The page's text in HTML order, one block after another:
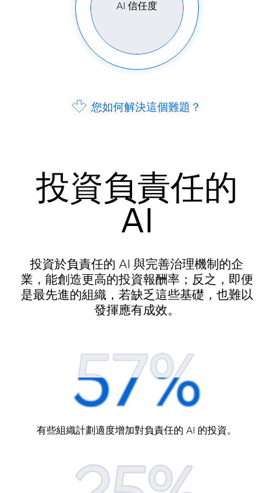
AI 信任度
您如何解決這個難題？
投資負責任的
AI
投資於負責任的 AI 與完善治理機制的企
業，能創造更高的投資報酬率；反之，即便
是最先進的組織，若缺乏這些基礎，也難以
發揮應有成效。
有些組織計劃適度增加對負責任的 AI 的投資。